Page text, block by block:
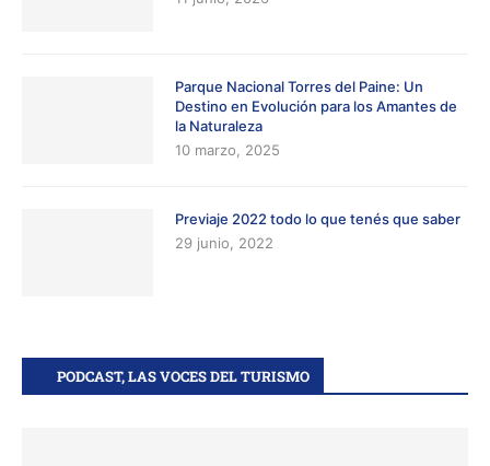
Parque Nacional Torres del Paine: Un
Destino en Evolución para los Amantes de
la Naturaleza
10 marzo, 2025
Previaje 2022 todo lo que tenés que saber
29 junio, 2022
PODCAST, LAS VOCES DEL TURISMO